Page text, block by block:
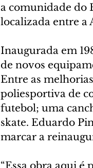
a comunidade do
localizada entre a
Inaugurada em
de novos
Entre as
poliesportiva de
futebol; uma
skate. Eduardo
marcar a